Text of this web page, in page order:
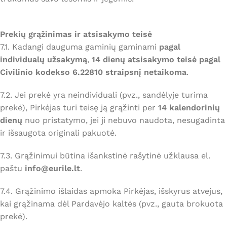
Prekių grąžinimas ir atsisakymo teisė
7.1. Kadangi dauguma gaminių gaminami pagal
individualų užsakymą, 14 dienų atsisakymo teisė pagal
Civilinio kodekso 6.22810 straipsnį netaikoma.
7.2. Jei prekė yra neindividuali (pvz., sandėlyje turima
prekė), Pirkėjas turi teisę ją grąžinti per 14 kalendorinių
dienų nuo pristatymo, jei ji nebuvo naudota, nesugadinta
ir išsaugota originali pakuotė.
7.3. Grąžinimui būtina išankstinė rašytinė užklausa el.
paštu info@eurile.lt.
7.4. Grąžinimo išlaidas apmoka Pirkėjas, išskyrus atvejus,
kai grąžinama dėl Pardavėjo kaltės (pvz., gauta brokuota
prekė).